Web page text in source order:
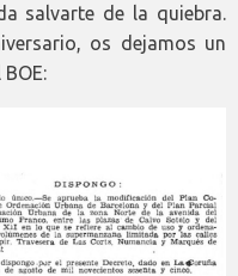
salvarte de la quiebra.
os dejamos un